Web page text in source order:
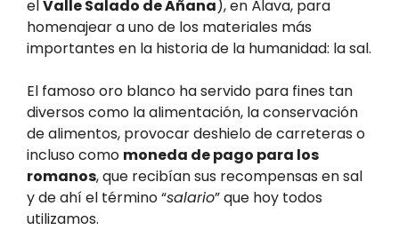
elValle Salado de Añana), en Álava, para
homenajear a uno de los materiales más
importantes en la historia de la humanidad: la sal.
El famoso oro blanco ha servido para fines tan
diversos como la alimentación, la conservación
de alimentos, provocar deshielo de carreteras o
incluso como moneda de pago para los
romanos, que recibían sus recompensas en sal
y de ahí el término “salario” que hoy todos
utilizamos.